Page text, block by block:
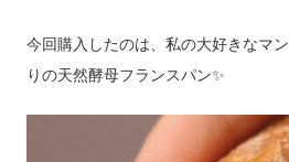
今回購入したのは、私の大好きなマ
りの天然酵母フランスパン✨